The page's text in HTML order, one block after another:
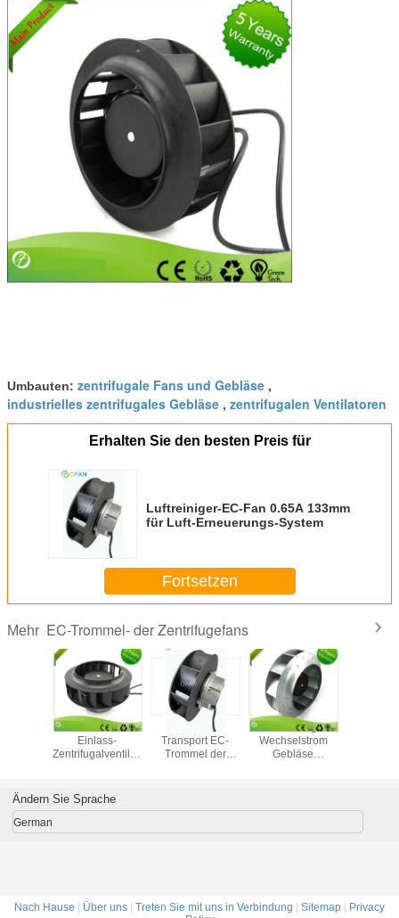
Umbauten: zentrifugale Fans und Gebläse ,
industrielles zentrifugales Gebläse , zentrifugalen Ventilatoren
Erhalten Sie den besten Preis für
Luftreiniger-EC-Fan 0.65A 133mm
für Luft-Erneuerungs-System
Fortsetzen
Mehr EC-Trommel- der Zentrifugefans
zentrifugales
EG Einfach-
Einlass-
Zentrifugalventilator
225 mm
Triebwerk
Lärmarme
Transport EC-
Trommel der
3570rpm auf
Ließ zentrifugaler
Wechselstrom
Gebläse
laufen
Ändern Sie Sprache
German
Nach Hause Über uns Treten Sie mit uns in Verbindung Sitemap
Privacy